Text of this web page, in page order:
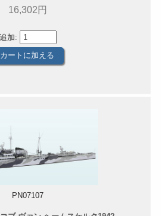
16,302円
追加:
PN07107